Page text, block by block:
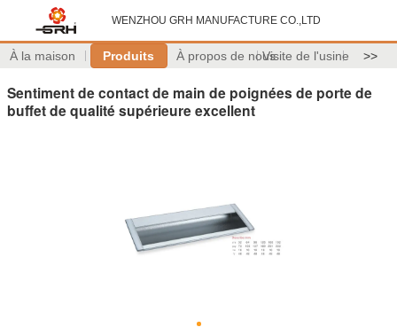
WENZHOU GRH MANUFACTURE CO.,LTD
À la maison Produits À propos de nousVisite de l'usine >>
Sentiment de contact de main de poignées de porte de
buffet de qualité supérieure excellent